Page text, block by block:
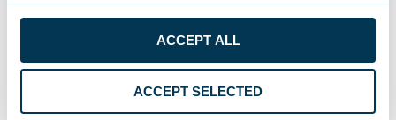
ACCEPT ALL
ACCEPT SELECTED
A diferencia de las dos plantillas anteriores, este panel no
se basa únicamente en datos de HubSpot. Te permite